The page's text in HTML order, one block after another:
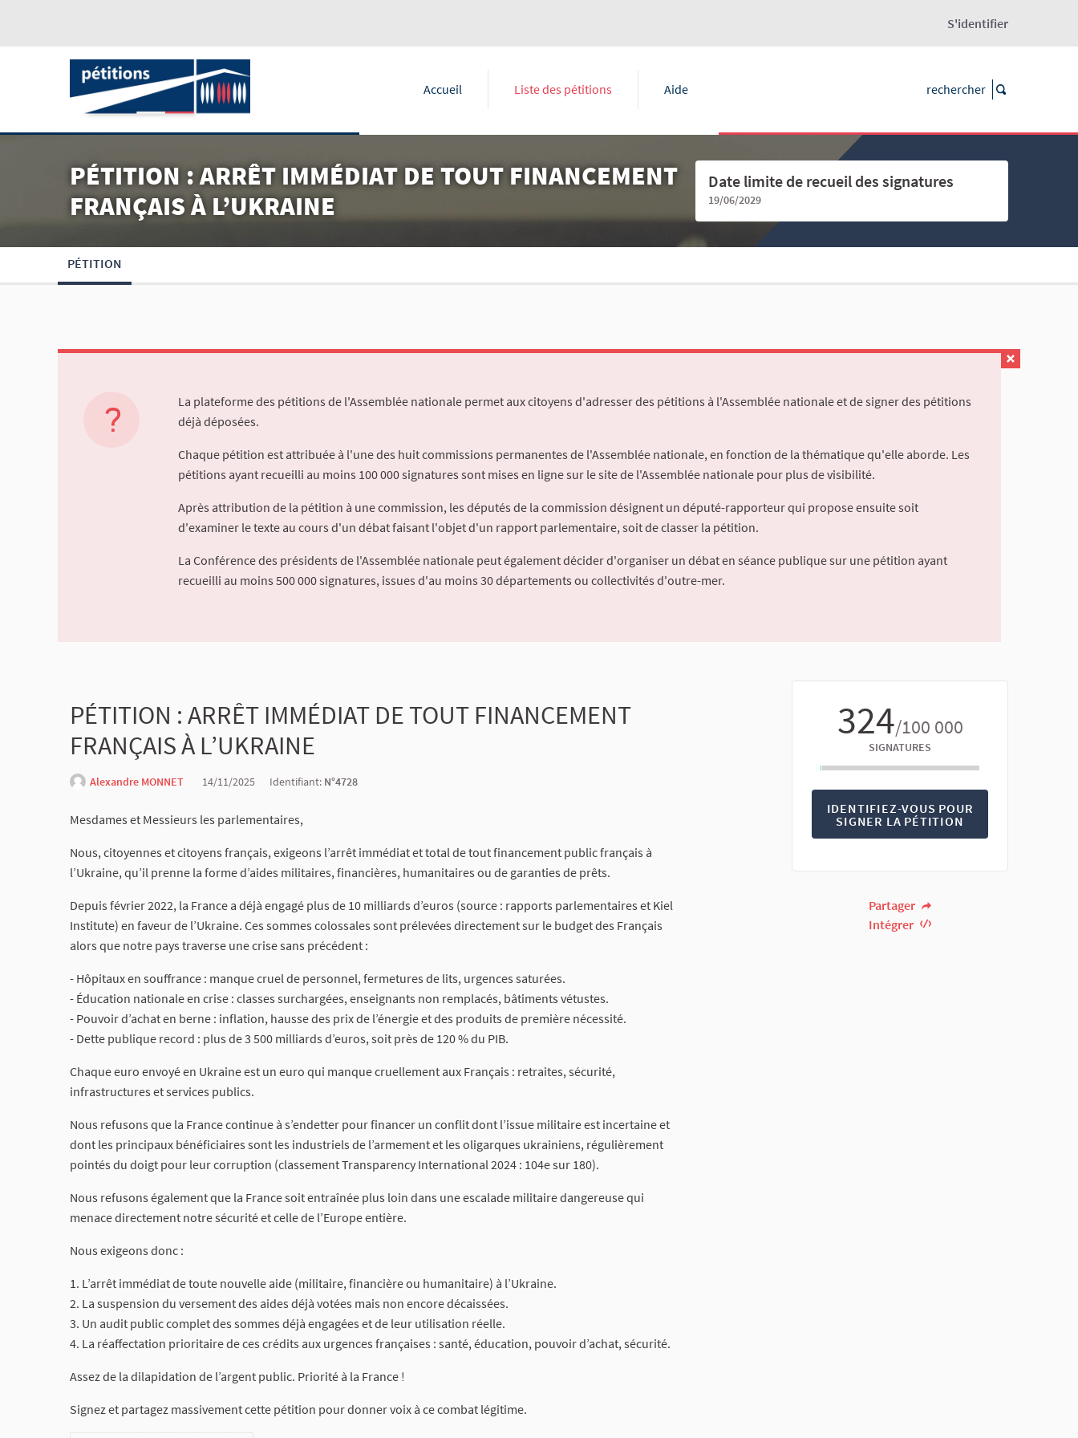
S'identifier
Accueil Liste des pétitions Aide
PÉTITION : ARRÊT IMMÉDIAT DE TOUT FINANCEMENT
FRANÇAIS À L’UKRAINE
Date limite de recueil des signatures
19/06/2029
PÉTITION
La plateforme des pétitions de l'Assemblée nationale permet aux citoyens d'adresser des pétitions à l'Assemblée nationale et de signer des pétitions
déjà déposées.
Chaque pétition est attribuée à l'une des huit commissions permanentes de l'Assemblée nationale, en fonction de la thématique qu'elle aborde. Les
pétitions ayant recueilli au moins 100 000 signatures sont mises en ligne sur le site de l'Assemblée nationale pour plus de visibilité.
Après attribution de la pétition à une commission, les députés de la commission désignent un député-rapporteur qui propose ensuite soit
d'examiner le texte au cours d'un débat faisant l'objet d'un rapport parlementaire, soit de classer la pétition.
La Conférence des présidents de l'Assemblée nationale peut également décider d'organiser un débat en séance publique sur une pétition ayant
recueilli au moins 500 000 signatures, issues d'au moins 30 départements ou collectivités d'outre-mer.
324/100 000
SIGNATURES
IDENTIFIEZ-VOUS POUR
SIGNER LA PÉTITION
Partager
Intégrer
PÉTITION : ARRÊT IMMÉDIAT DE TOUT FINANCEMENT
FRANÇAIS À L’UKRAINE
Alexandre MONNET 14/11/2025 Identifiant: N°4728
Mesdames et Messieurs les parlementaires,
Nous, citoyennes et citoyens français, exigeons l’arrêt immédiat et total de tout financement public français à
l’Ukraine, qu’il prenne la forme d’aides militaires, financières, humanitaires ou de garanties de prêts.
Depuis février 2022, la France a déjà engagé plus de 10 milliards d’euros (source : rapports parlementaires et Kiel
Institute) en faveur de l’Ukraine. Ces sommes colossales sont prélevées directement sur le budget des Français
alors que notre pays traverse une crise sans précédent :
- Hôpitaux en souffrance : manque cruel de personnel, fermetures de lits, urgences saturées.
- Éducation nationale en crise : classes surchargées, enseignants non remplacés, bâtiments vétustes.
- Pouvoir d’achat en berne : inflation, hausse des prix de l’énergie et des produits de première nécessité.
- Dette publique record : plus de 3 500 milliards d’euros, soit près de 120 % du PIB.
Chaque euro envoyé en Ukraine est un euro qui manque cruellement aux Français : retraites, sécurité,
infrastructures et services publics.
Nous refusons que la France continue à s’endetter pour financer un conflit dont l’issue militaire est incertaine et
dont les principaux bénéficiaires sont les industriels de l’armement et les oligarques ukrainiens, régulièrement
pointés du doigt pour leur corruption (classement Transparency International 2024 : 104e sur 180).
Nous refusons également que la France soit entraînée plus loin dans une escalade militaire dangereuse qui
menace directement notre sécurité et celle de l’Europe entière.
Nous exigeons donc :
1. L’arrêt immédiat de toute nouvelle aide (militaire, financière ou humanitaire) à l’Ukraine.
2. La suspension du versement des aides déjà votées mais non encore décaissées.
3. Un audit public complet des sommes déjà engagées et de leur utilisation réelle.
4. La réaffectation prioritaire de ces crédits aux urgences françaises : santé, éducation, pouvoir d’achat, sécurité.
Assez de la dilapidation de l’argent public. Priorité à la France !
Signez et partagez massivement cette pétition pour donner voix à ce combat légitime.